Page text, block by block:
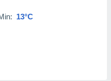
13°C